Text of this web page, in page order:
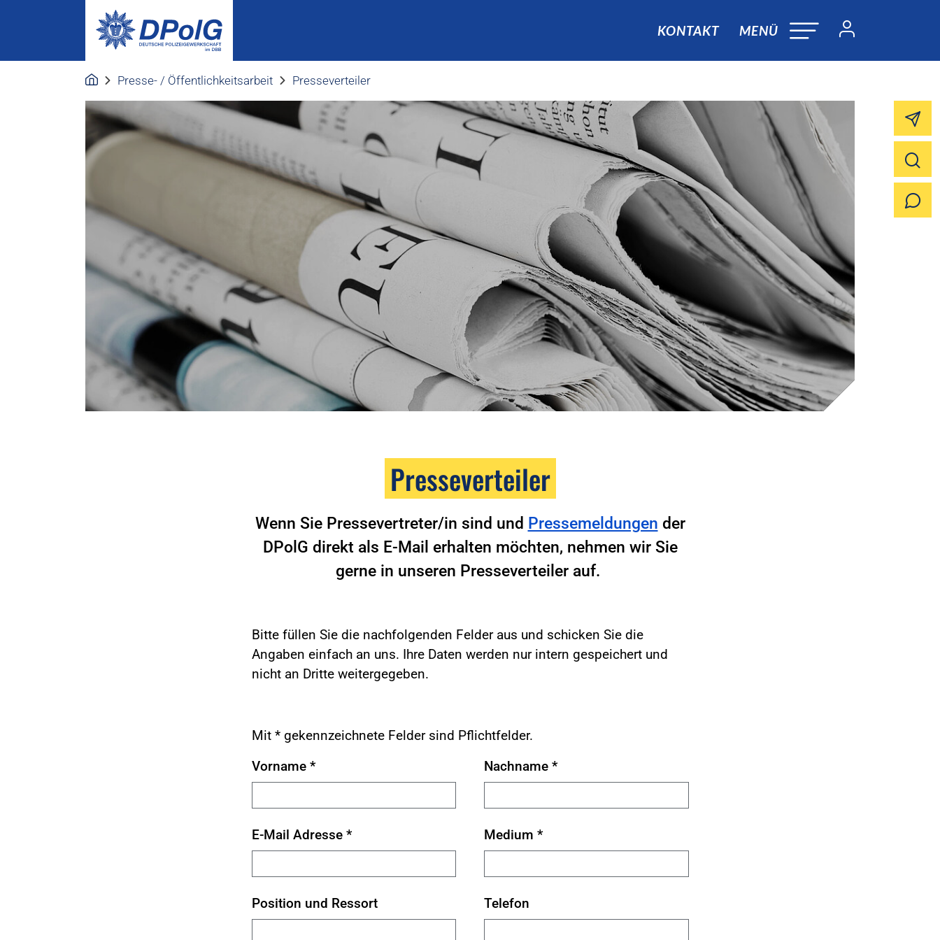
KONTAKT MENÜ
Presse- / Öffentlichkeitsarbeit Presseverteiler
Presseverteiler
Wenn Sie Pressevertreter/in sind und Pressemeldungen der
DPolG direkt als E-Mail erhalten möchten, nehmen wir Sie
gerne in unseren Presseverteiler auf.
Bitte füllen Sie die nachfolgenden Felder aus und schicken Sie die
Angaben einfach an uns. Ihre Daten werden nur intern gespeichert und
nicht an Dritte weitergegeben.
Mit * gekennzeichnete Felder sind Pflichtfelder.
Vorname * Nachname *
E-Mail Adresse * Medium *
Position und Ressort Telefon